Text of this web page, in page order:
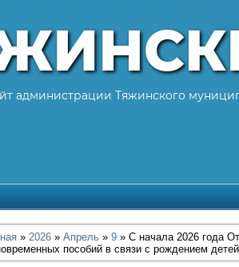
администрации Тяжинского
» 2026 » Апрель » 9» С начала 2026 года
пособий в связи с рождением детей